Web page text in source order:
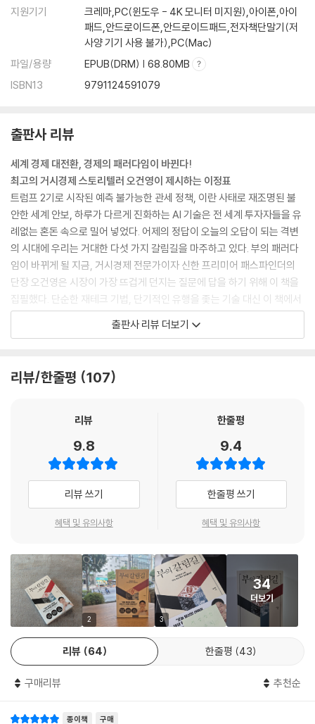
지원기기
크레마,PC(윈도우 - 4K 모니터 미지원),아이폰,아이
패드,안드로이드폰,안드로이드패드,전자책단말기(저
사양 기기 사용 불가),PC(Mac)
파일/용량
EPUB(DRM) | 68.80MB
ISBN13
9791124591079
출판사 리뷰
세계 경제 대전환, 경제의 패러다임이 바뀐다!
최고의 거시경제 스토리텔러 오건영이 제시하는 이정표
트럼프 2기로 시작된 예측 불가능한 관세 정책, 이란 사태로 재조명된 불
안한 세계 안보, 하루가 다르게 진화하는 AI 기술은 전 세계 투자자들을 유
례없는 혼돈 속으로 밀어 넣었다. 어제의 정답이 오늘의 오답이 되는 격변
의 시대에 우리는 거대한 다섯 가지 갈림길을 마주하고 있다. 부의 패러다
임이 바뀌게 될 지금, 거시경제 전문가이자 신한 프리미어 패스파인더의
단장 오건영은 시장이 가장 뜨겁게 던지는 질문에 답을 하기 위해 이 책을
집필했다. 단순한 재테크 기법, 단기적인 유행을 좇는 기술 대신 이 책에서
는 앞으로 세계 경제의 판도를 뒤흔들 거시적 균열을 날카롭게 포착하고,
그 안에 숨어 있는 의미를 되짚는다.
재미있게 설명하는 그에게 60만 독자가 열광했다. 유튜브 누적 조회수는
비유를 따라가다 보면 세계 경제의 거대한 흐름이 단숨에 이해되는 놀라운
경제경영 입문서다.
다섯 가지 갈림길 위에서
지금 당장 부의 경로를 재탐색하라
이 책은 세계 경제의 운명을 결정지을 다섯 가지 갈림길을 분석한다. 파트
세계 무역과 공급망에 닥쳐올 새로운 구도를 과거 데이터를 바탕으로 면밀
히 분석한다. 파트 2 K자 경제의 갈림길은 심화되는 양극화 속에서 막연한
불안감을 걷어내고, 무너지는 하단과 도약하는 상단이 어디인지를 짚어낸
다. 파트 3 연준 의장 교체의 갈림길에서는 새로운 연준 의장 케빈 워시가
누구인지, 그가 지향하는 통화 정책의 미래는 무엇인지에 대해 다룬다. 파
트 4 AI 혁명의 갈림길은 기술 낙관론에 매몰되지 않고, AI가 실제로 우리
경제를 ‘고성장·저물가’라는 이상적인 신세계로 이끌 수 있을지 그 가능성
AI가 투자에 가지는 함의까지 다룬다. 마지막 파트 5 미국 달러 투자의 갈
출판사 리뷰 더보기
리뷰/한줄평 107
리뷰
9.8
리뷰 쓰기
혜택 및 유의사항
한줄평
9.4
한줄평 쓰기
혜택 및 유의사항
2 3
34
더보기
리뷰 64 한줄평 43
구매리뷰 추천순
종이책 구매